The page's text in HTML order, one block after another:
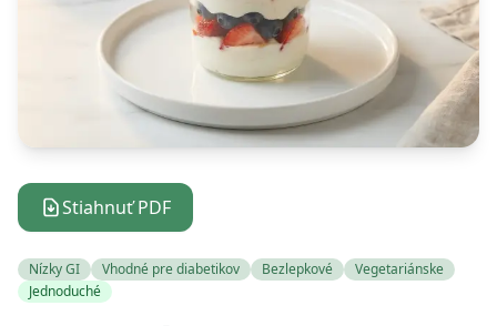
Stiahnuť PDF
Nízky GI Vhodné pre diabetikov Bezlepkové
Vegetariánske
Jednoduché